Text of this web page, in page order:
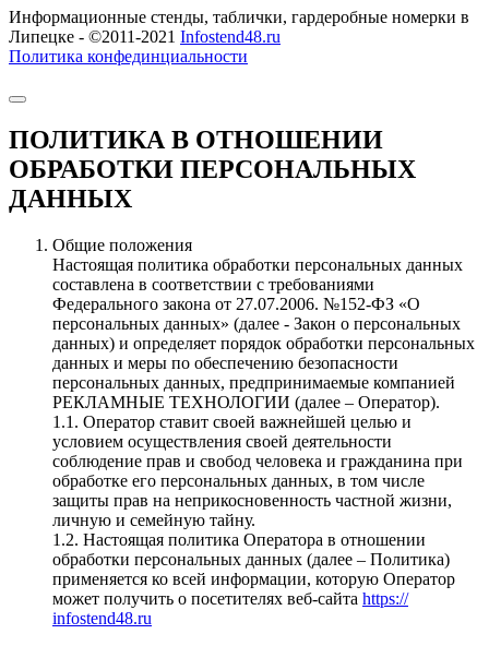
Информационные стенды, таблички, гардеробные номерки в
Липецке - ©2011-2021 Infostend48.ru
Политика конфединциальности
ПОЛИТИКА В ОТНОШЕНИИ
ОБРАБОТКИ ПЕРСОНАЛЬНЫХ
ДАННЫХ
Общие положения
Настоящая политика обработки персональных данных
составлена в соответствии с требованиями
Федерального закона от 27.07.2006. №152-ФЗ «О
персональных данных» (далее - Закон о персональных
данных) и определяет порядок обработки персональных
данных и меры по обеспечению безопасности
персональных данных, предпринимаемые компанией
РЕКЛАМНЫЕ ТЕХНОЛОГИИ (далее – Оператор).
1.1. Оператор ставит своей важнейшей целью и
условием осуществления своей деятельности
соблюдение прав и свобод человека и гражданина при
обработке его персональных данных, в том числе
защиты прав на неприкосновенность частной жизни,
личную и семейную тайну.
1.2. Настоящая политика Оператора в отношении
обработки персональных данных (далее – Политика)
применяется ко всей информации, которую Оператор
может получить о посетителях веб-сайта https://
infostend48.ru